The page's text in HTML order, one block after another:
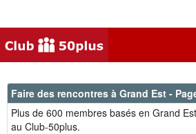
Faire des rencontres à Grand Est -
Plus de 600 membres basés en Grand
au Club-50plus.